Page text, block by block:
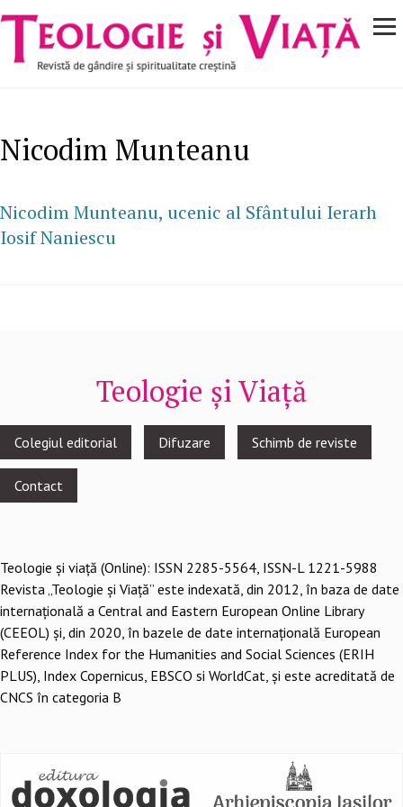
Mergi la conţinutul principal
Navigare
principală
Nicodim Munteanu
Nicodim Munteanu, ucenic al Sfântului Ierarh
Iosif Naniescu
Teologie și Viață
Footer
menu
Colegiul editorial Difuzare Schimb de reviste
Contact
Teologie şi viaţă (Online): ISSN 2285-5564, ISSN-L 1221-5988
Revista „Teologie și Viață” este indexată, din 2012, în baza de date
internațională a Central and Eastern European Online Library
(CEEOL) și, din 2020, în bazele de date internațională European
Reference Index for the Humanities and Social Sciences (ERIH
PLUS), Index Copernicus, EBSCO si WorldCat, și este acreditată de
CNCS în categoria B